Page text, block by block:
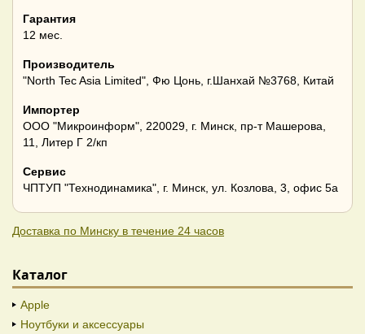
Гарантия
12 мес.
Производитель
"North Tec Asia Limited", Фю Цонь, г.Шанхай №3768, Китай
Импортер
ООО "Микроинформ", 220029, г. Минск, пр-т Машерова,
11, Литер Г 2/кп
Сервис
ЧПТУП "Технодинамика", г. Минск, ул. Козлова, 3, офис 5а
Доставка по Минску в течение 24 часов
Каталог
Apple
Ноутбуки и аксессуары